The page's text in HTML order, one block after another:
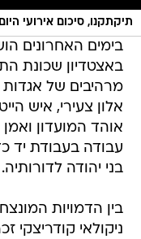
תיקתקנו, סיכום אירועי היום
בימים האחרונים
באצטדיון שכונת
מרהיבים של אגדות
אלון צעירי, איש
עבודה בעבודת יד
בני יהודה לדורותיה.
בין הדמויות
ניקולאי קודריצקי